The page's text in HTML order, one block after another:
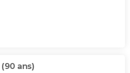
(90 ans)